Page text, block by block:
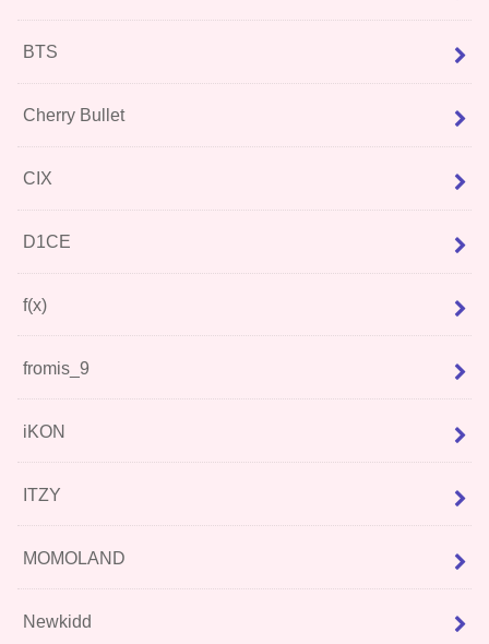
BTS
Cherry Bullet
CIX
D1CE
f(x)
fromis_9
iKON
ITZY
MOMOLAND
Newkidd